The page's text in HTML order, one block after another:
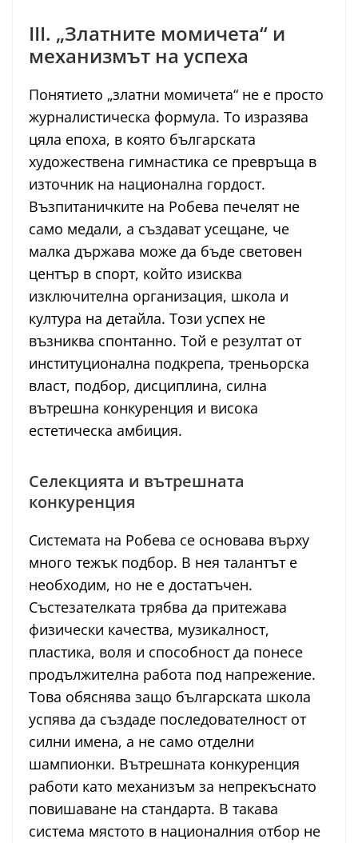
III. „Златните момичета“ и
механизмът на успеха
Понятието „златни момичета“ не е просто
журналистическа формула. То изразява
цяла епоха, в която българската
художествена гимнастика се превръща в
източник на национална гордост.
Възпитаничките на Робева печелят не
само медали, а създават усещане, че
малка държава може да бъде световен
център в спорт, който изисква
изключителна организация, школа и
култура на детайла. Този успех не
възниква спонтанно. Той е резултат от
институционална подкрепа, треньорска
власт, подбор, дисциплина, силна
вътрешна конкуренция и висока
естетическа амбиция.
Селекцията и вътрешната
конкуренция
Системата на Робева се основава върху
много тежък подбор. В нея талантът е
необходим, но не е достатъчен.
Състезателката трябва да притежава
физически качества, музикалност,
пластика, воля и способност да понесе
продължителна работа под напрежение.
Това обяснява защо българската школа
успява да създаде последователност от
силни имена, а не само отделни
шампионки. Вътрешната конкуренция
работи като механизъм за непрекъснато
повишаване на стандарта. В такава
система мястото в националния отбор не